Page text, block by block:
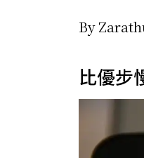
By
比優步